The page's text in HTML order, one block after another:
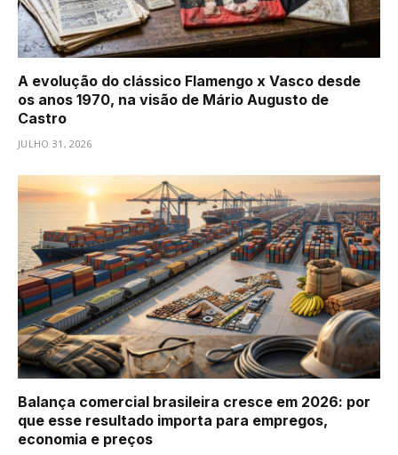
A evolução do clássico Flamengo x Vasco desde
os anos 1970, na visão de Mário Augusto de
Castro
JULHO 31, 2026
Balança comercial brasileira cresce em 2026: por
que esse resultado importa para empregos,
economia e preços